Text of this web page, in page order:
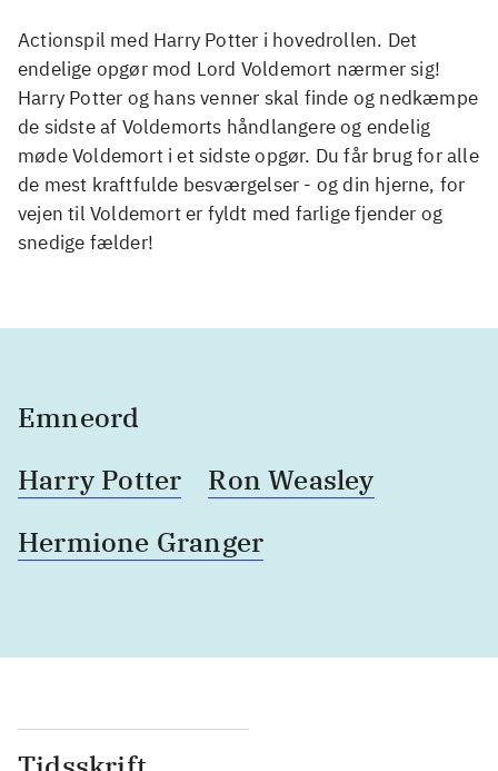
Actionspil med Harry Potter i hovedrollen. Det
endelige opgør mod Lord Voldemort nærmer sig!
Harry Potter og hans venner skal finde og nedkæmpe
de sidste af Voldemorts håndlangere og endelig
møde Voldemort i et sidste opgør. Du får brug for alle
de mest kraftfulde besværgelser - og din hjerne, for
vejen til Voldemort er fyldt med farlige fjender og
snedige fælder!
Emneord
Harry Potter
Ron Weasley
Hermione Granger